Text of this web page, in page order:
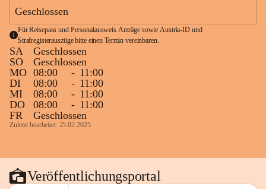
Geschlossen
Für Reisepass und Personalausweis Anträge sowie Austria-ID und
Strafregisterauszüge bitte einen Termin vereinbaren.
SA
Geschlossen
SO
Geschlossen
MO 08:00 - 11:00
DI
08:00 - 11:00
MI
08:00 - 11:00
DO
08:00 - 11:00
FR
Geschlossen
Zuletzt bearbeitet: 25.02.2025
Veröffentlichungsportal